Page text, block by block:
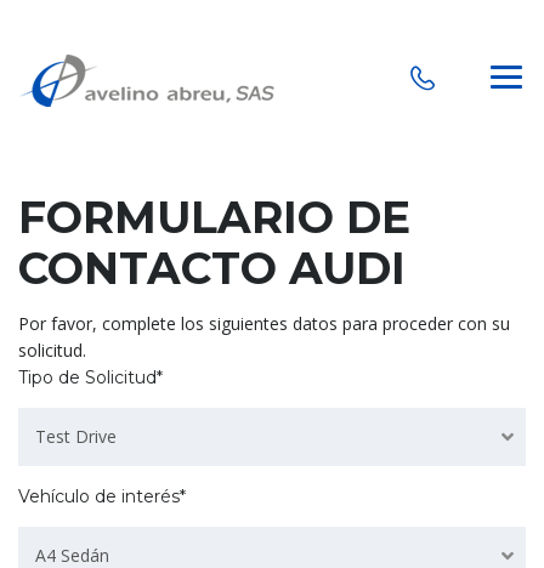
FORMULARIO DE
CONTACTO AUDI
Por favor, complete los siguientes datos para proceder con su
solicitud.
Tipo de Solicitud*
Test Drive
Vehículo de interés*
A4 Sedán